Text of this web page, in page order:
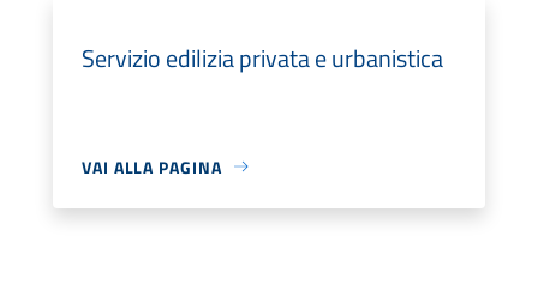
Servizio edilizia privata e urbanistica
VAI ALLA PAGINA